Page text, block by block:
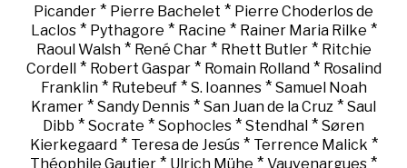
Picander * Pierre Bachelet * Pierre Choderlos de
Laclos* Pythagore * Racine * Rainer Maria Rilke *
Raoul Walsh* René Char* Rhett Butler* Ritchie
Cordell * Robert Gaspar* Romain Rolland* Rosalind
Franklin* Rutebeuf* S. Ioannes* Samuel Noah
Kramer * Sandy Dennis * San Juan de la Cruz * Saul
Dibb * Socrate * Sophocles * Stendhal * Søren
Kierkegaard* Teresa de Jesús* Terrence Malick *
Théophile Gautier * Ulrich Mühe * Vauvenargues *